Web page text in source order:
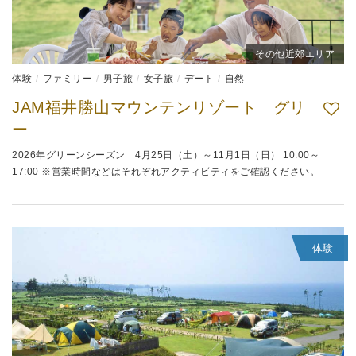
その他近郊エリア
体験 ファミリー 男子旅 女子旅 デート 自然
JAM福井勝山マウンテンリゾート グリ
ー
2026年グリーンシーズン 4月25日（土）～11月1日（日） 10:00～
17:00 ※営業時間などはそれぞれアクティビティをご確認ください。
体験